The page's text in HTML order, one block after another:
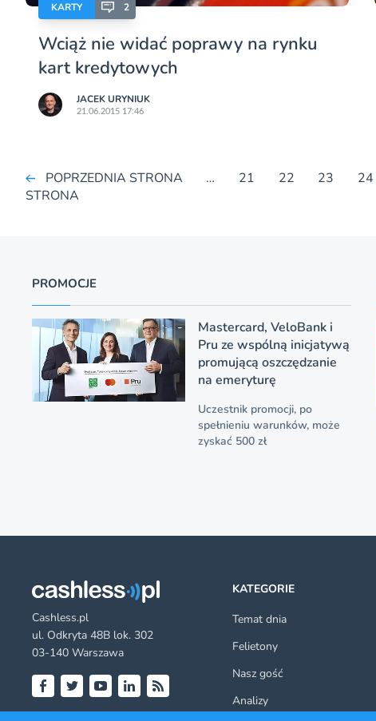
KARTY 2
Wciąż nie widać poprawy na rynku
kart kredytowych
JACEK URYNIUK
21.06.2015 17:46
POPRZEDNIA STRONA … 21 22 23 24
STRONA
PROMOCJE
Mastercard, VeloBank i
Pru ze wspólną inicjatywą
promującą oszczędzanie
na emeryturę
Uczestnik promocji, po
spełnieniu warunków, może
zyskać 500 zł
Cashless.pl
ul. Odkryta 48B lok. 302
03-140 Warszawa
KATEGORIE
Temat dnia
Felietony
Nasz gość
Analizy